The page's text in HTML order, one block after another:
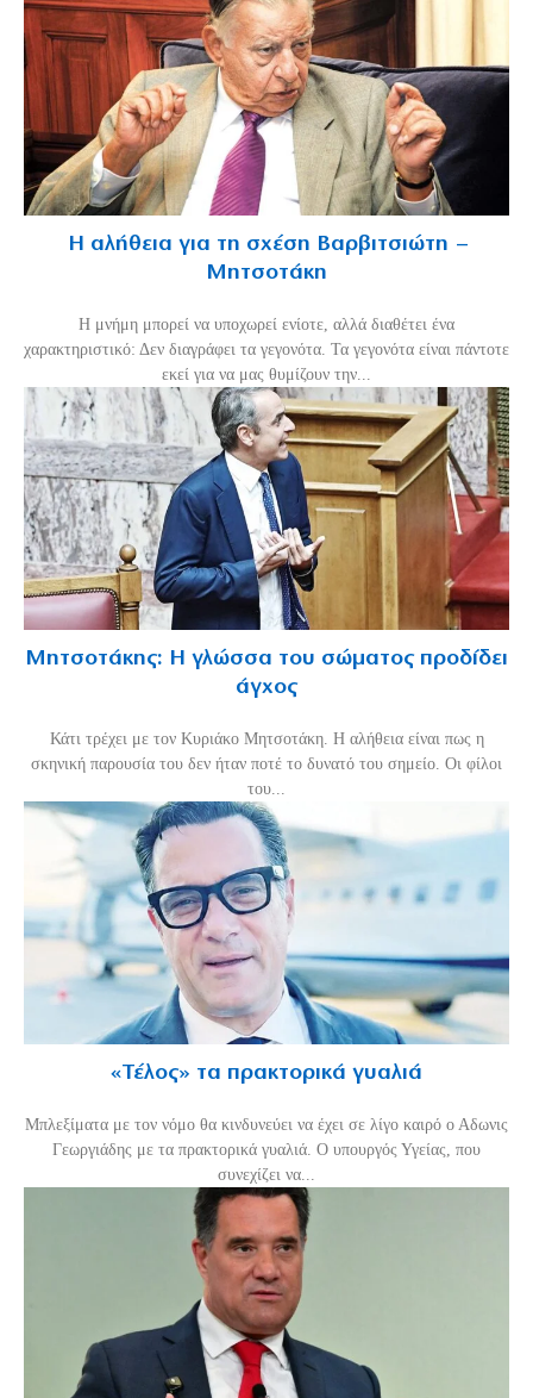
Η αλήθεια για τη σχέση Βαρβιτσιώτη –
Μητσοτάκη
H μνήμη μπορεί να υποχωρεί ενίοτε, αλλά διαθέτει ένα
χαρακτηριστικό: Δεν διαγράφει τα γεγονότα. Τα γεγονότα είναι πάντοτε
εκεί για να μας θυμίζουν την...
Μητσοτάκης: Η γλώσσα του σώματος προδίδει
άγχος
Κάτι τρέχει με τον Κυριάκο Μητσοτάκη. Η αλήθεια είναι πως η
σκηνική παρουσία του δεν ήταν ποτέ το δυνατό του σημείο. Οι φίλοι
του...
«Τέλος» τα πρακτορικά γυαλιά
Μπλεξίματα με τον νόμο θα κινδυνεύει να έχει σε λίγο καιρό ο Αδωνις
Γεωργιάδης με τα πρακτορικά γυαλιά. Ο υπουργός Υγείας, που
συνεχίζει να...